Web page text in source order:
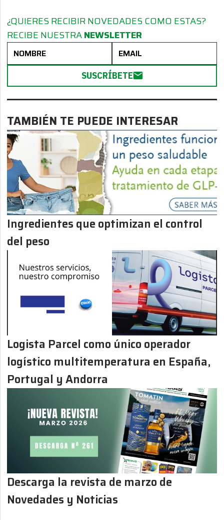
¿QUIERES RECIBIR NOVEDADES COMO ESTAS?
RECIBE NUESTRANEWSLETTER
SUSCRÍBETE
TAMBIÉN TE PUEDE INTERESAR
Ingredientes que optimizan el control
del peso
Logista Parcel como único operador
logístico multitemperatura en España,
Portugal y Andorra
Descarga la revista de marzo de
Novedades y Noticias